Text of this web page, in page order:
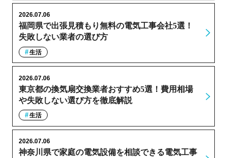
福岡県で出張見積もり無料の電気工事会社5選！
失敗しない業者の選び方
2026.07.06
生活
東京都の換気扇交換業者おすすめ5選！費用相場
や失敗しない選び方を徹底解説
2026.07.06
生活
神奈川県で家庭の電気設備を相談できる電気工事
2026.07.06